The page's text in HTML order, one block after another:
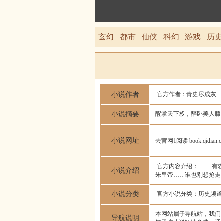
玄幻 都市 仙侠 科幻 游戏 历史
小说作者 官方作者：青史尽成灰
小说摘要 醒掌天下权，醉卧美人
小说网址 去官网1阅读
小说介绍
官方内容介绍： 有农
朱皇帝……谁也别想抢
小说分类 官方小说分类：历史频道
导航说明
本网站属于导航站，我